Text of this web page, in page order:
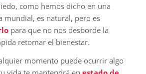
como hemos dicho en una
mundial, es natural, pero es
para que no nos desborde la
retomar el bienestar.
momento puede ocurrir algo